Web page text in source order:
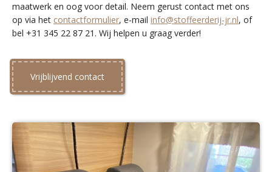
maatwerk en oog voor detail. Neem gerust contact met ons
op via het contactformulier, e-mail info@stoffeerderij-jr.nl, of
bel +31 345 22 87 21. Wij helpen u graag verder!
Vrijblijvend contact